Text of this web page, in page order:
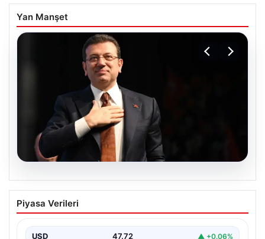
Yan Manşet
06.08.2026
İBB Davası’nda yeni gelişme: Tahliye
kararı çıkmadı!
Piyasa Verileri
USD 47.72 ▲ +0.06%